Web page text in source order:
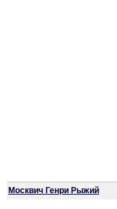
Москвич Генри Рыжий